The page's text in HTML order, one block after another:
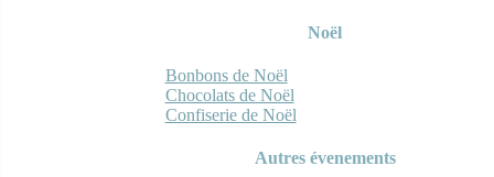
Noël
Bonbons de Noël
Chocolats de Noël
Confiserie de Noël
Autres évenements